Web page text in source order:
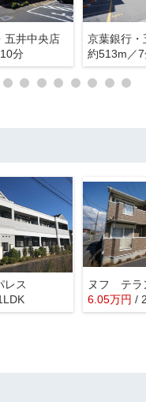
五井中央店
分
京葉銀行・
約513m／
レス
ヌフ テラ
6.05万円 /